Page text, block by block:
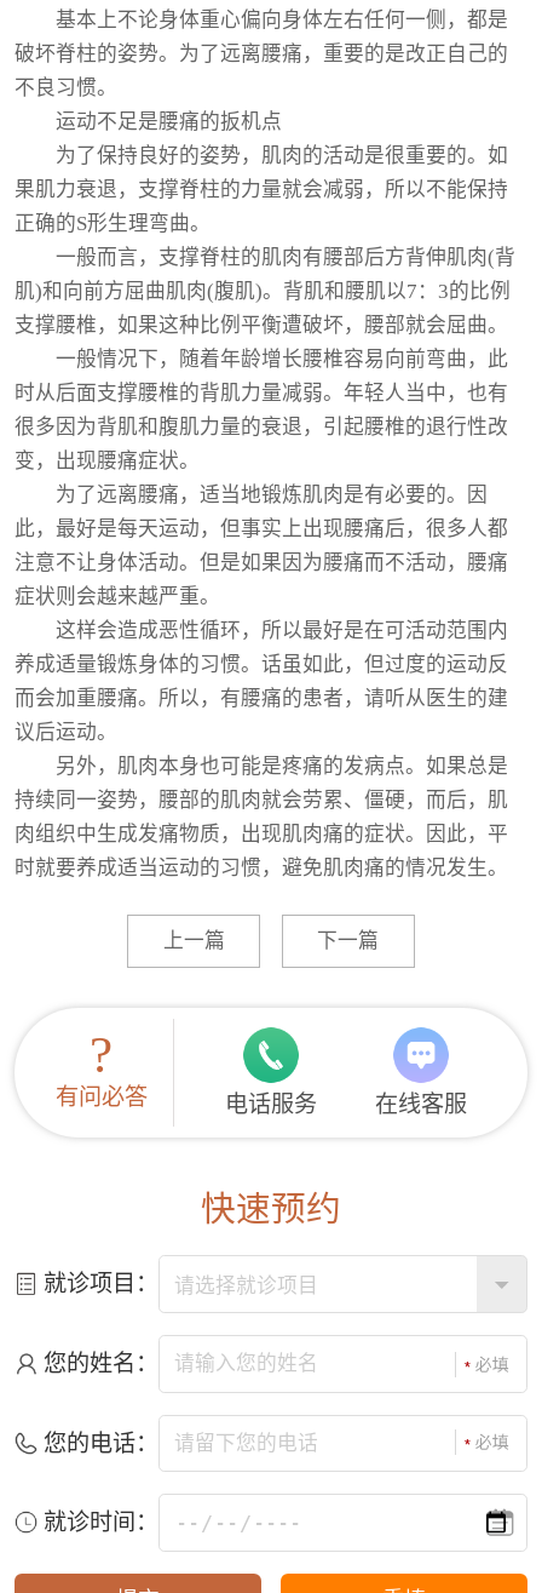
基本上不论身体重心偏向身体左右任何一侧，都是
破坏脊柱的姿势。为了远离腰痛，重要的是改正自己的
不良习惯。
运动不足是腰痛的扳机点
为了保持良好的姿势，肌肉的活动是很重要的。如
果肌力衰退，支撑脊柱的力量就会减弱，所以不能保持
正确的S形生理弯曲。
一般而言，支撑脊柱的肌肉有腰部后方背伸肌肉(背
肌)和向前方屈曲肌肉(腹肌)。背肌和腰肌以7：3的比例
支撑腰椎，如果这种比例平衡遭破坏，腰部就会屈曲。
一般情况下，随着年龄增长腰椎容易向前弯曲，此
时从后面支撑腰椎的背肌力量减弱。年轻人当中，也有
很多因为背肌和腹肌力量的衰退，引起腰椎的退行性改
变，出现腰痛症状。
为了远离腰痛，适当地锻炼肌肉是有必要的。因
此，最好是每天运动，但事实上出现腰痛后，很多人都
注意不让身体活动。但是如果因为腰痛而不活动，腰痛
症状则会越来越严重。
这样会造成恶性循环，所以最好是在可活动范围内
养成适量锻炼身体的习惯。话虽如此，但过度的运动反
而会加重腰痛。所以，有腰痛的患者，请听从医生的建
议后运动。
另外，肌肉本身也可能是疼痛的发病点。如果总是
持续同一姿势，腰部的肌肉就会劳累、僵硬，而后，肌
肉组织中生成发痛物质，出现肌肉痛的症状。因此，平
时就要养成适当运动的习惯，避免肌肉痛的情况发生。
上一篇 下一篇
?
有问必答 电话服务 在线客服
快速预约
就诊项目：
您的姓名：
您的电话：
就诊时间：